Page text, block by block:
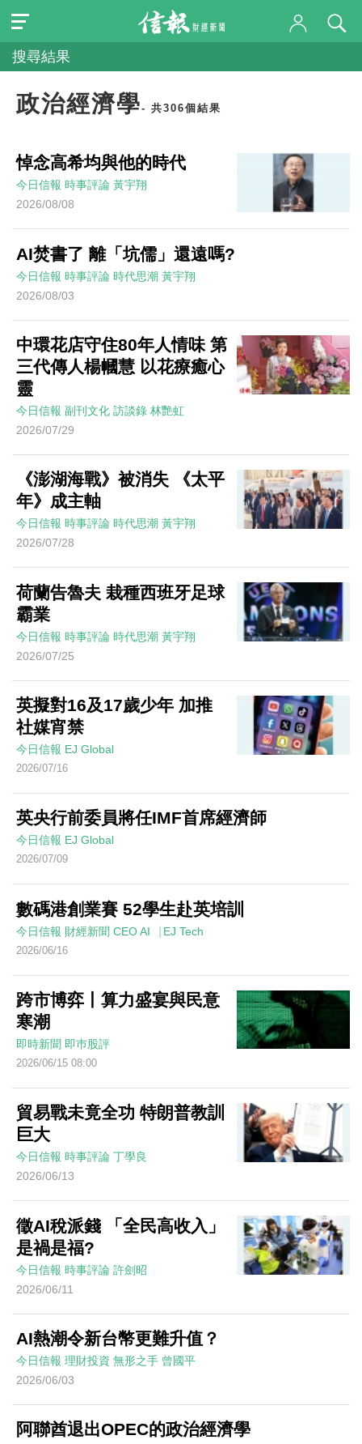
搜尋結果
政治經濟學- 共306個結果
悼念高希均與他的時代
今日信報 時事評論 黃宇翔
2026/08/08
AI焚書了 離「坑儒」還遠嗎?
今日信報 時事評論 時代思潮 黃宇翔
2026/08/03
中環花店守住80年人情味 第
三代傳人楊幗慧 以花療癒心
靈
今日信報 副刊文化 訪談錄 林艷虹
2026/07/29
《澎湖海戰》被消失 《太平
年》成主軸
今日信報 時事評論 時代思潮 黃宇翔
2026/07/28
荷蘭告魯夫 栽種西班牙足球
霸業
今日信報 時事評論 時代思潮 黃宇翔
2026/07/25
英擬對16及17歲少年 加推
社媒宵禁
今日信報 EJ Global
2026/07/16
英央行前委員將任IMF首席經濟師
今日信報 EJ Global
2026/07/09
數碼港創業賽 52學生赴英培訓
今日信報 財經新聞 CEO AI⎹ EJ Tech
2026/06/16
跨市博弈丨算力盛宴與民意
寒潮
即時新聞 即巿股評
2026/06/15 08:00
貿易戰未竟全功 特朗普教訓
巨大
今日信報 時事評論 丁學良
2026/06/13
徵AI稅派錢 「全民高收入」
是禍是福?
今日信報 時事評論 許劍昭
2026/06/11
AI熱潮令新台幣更難升值？
今日信報 理財投資 無形之手 曾國平
2026/06/03
阿聯酋退出OPEC的政治經濟學